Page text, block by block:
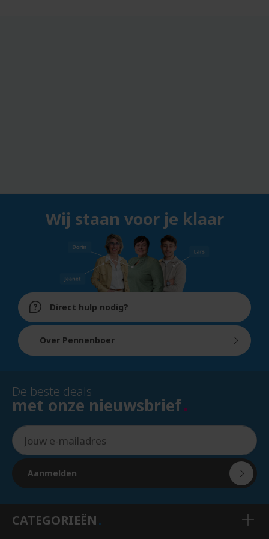
Wij staan voor je klaar
Direct hulp nodig?
Over Pennenboer
De beste deals
met onze nieuwsbrief
Aanmelden
CATEGORIEËN